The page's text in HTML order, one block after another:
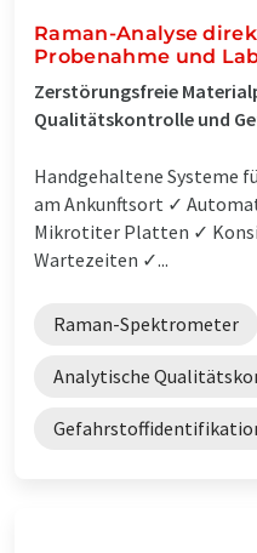
Raman-Analyse
Probenahme und
Zerstörungsfreie
Qualitätskontrolle und
Handgehaltene Systeme
am Ankunftsort ✓
Mikrotiter Platten ✓
Wartezeiten ✓...
Raman-Spektrometer
Analytische